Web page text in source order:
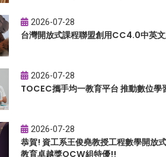
2026-07-28
台灣開放式課程聯盟創用CC4.0中英
2026-07-28
TOCEC攜手均一教育平台 推動數位學
2026-07-28
恭賀! 資工系王俊堯教授工程數學開放
教育卓越獎OCW組特優!!